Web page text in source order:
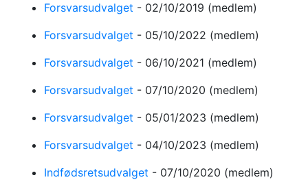
Forsvarsudvalget - 02/10/2019 (medlem)
Forsvarsudvalget - 05/10/2022 (medlem)
Forsvarsudvalget - 06/10/2021 (medlem)
Forsvarsudvalget - 07/10/2020 (medlem)
Forsvarsudvalget - 05/01/2023 (medlem)
Forsvarsudvalget - 04/10/2023 (medlem)
Indfødsretsudvalget - 07/10/2020 (medlem)